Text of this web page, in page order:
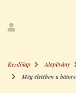
Kezdőlap Alapítvány
Még életében a